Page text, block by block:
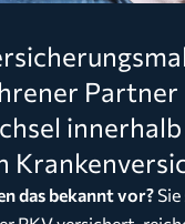
Partner
das bekannt vor?